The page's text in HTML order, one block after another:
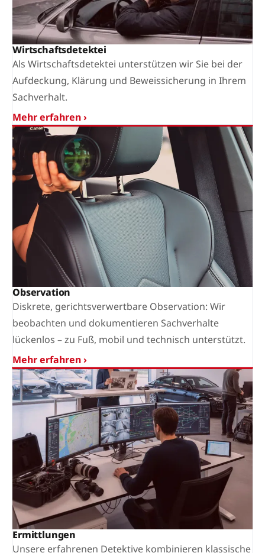
Wirtschaftsdetektei
Als Wirtschaftsdetektei unterstützen wir Sie bei der
Aufdeckung, Klärung und Beweissicherung in Ihrem
Sachverhalt.
Mehr erfahren ›
Observation
Diskrete, gerichtsverwertbare Observation: Wir
beobachten und dokumentieren Sachverhalte
lückenlos – zu Fuß, mobil und technisch unterstützt.
Mehr erfahren ›
Ermittlungen
Unsere erfahrenen Detektive kombinieren klassische